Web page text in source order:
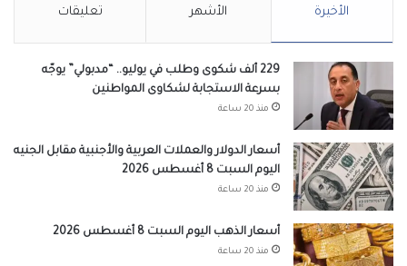
الأخيرة الأشهر تعليقات
229 ألف شكوى وطلب في يوليو.. “مدبولي” يوجّه
بسرعة الاستجابة لشكاوى المواطنين
منذ 20 ساعة
أسعار الدولار والعملات العربية والأجنبية مقابل الجنيه
اليوم السبت 8 أغسطس 2026
منذ 20 ساعة
أسعار الذهب اليوم السبت 8 أغسطس 2026
منذ 20 ساعة